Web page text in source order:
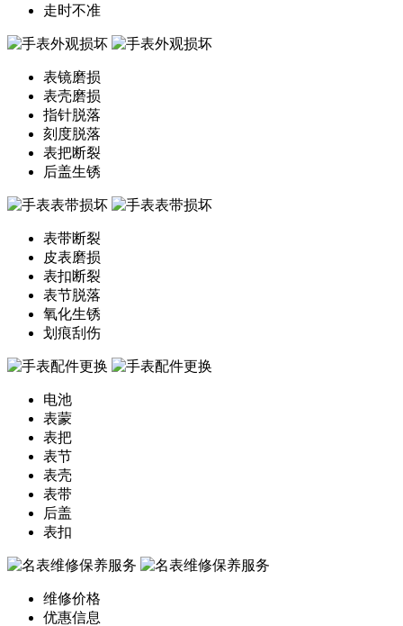
走时不准
表镜磨损
表壳磨损
指针脱落
刻度脱落
表把断裂
后盖生锈
表带断裂
皮表磨损
表扣断裂
表节脱落
氧化生锈
划痕刮伤
电池
表蒙
表把
表节
表壳
表带
后盖
表扣
维修价格
优惠信息